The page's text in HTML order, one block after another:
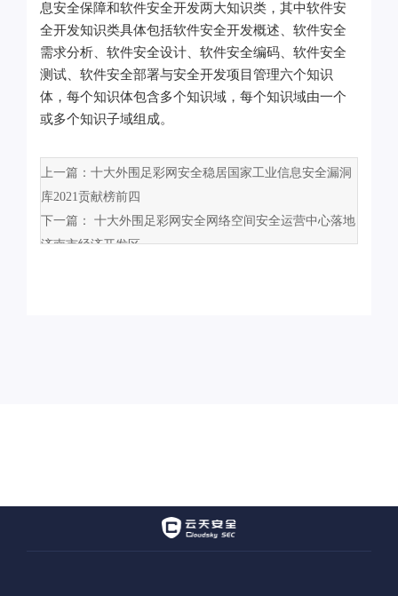
息安全保障和软件安全开发两大知识类，其中软件安
全开发知识类具体包括软件安全开发概述、软件安全
需求分析、软件安全设计、软件安全编码、软件安全
测试、软件安全部署与安全开发项目管理六个知识
体，每个知识体包含多个知识域，每个知识域由一个
或多个知识子域组成。
上一篇：十大外围足彩网安全稳居国家工业信息安全漏洞
库2021贡献榜前四
下一篇： 十大外围足彩网安全网络空间安全运营中心落地
济南市经济开发区